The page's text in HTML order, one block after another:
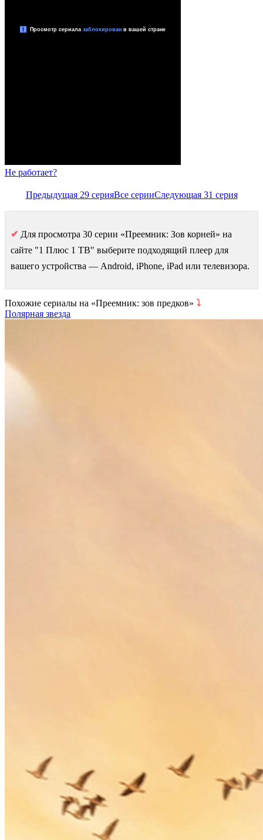
Не работает?
Предыдущая 29 серияВсе серииСледующая 31 серия
✔ Для просмотра 30 серии «Преемник: Зов корней» на
сайте "1 Плюс 1 ТВ" выберите подходящий плеер для
вашего устройства — Android, iPhone, iPad или телевизора.
Похожие сериалы на «Преемник: зов предков» ⤵
Полярная звезда